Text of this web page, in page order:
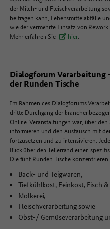
der Milch- und Fleischverarbeitung
beitragen kann, Lebensmittelabfälle
wie der vermehrte Einsatz von
Mehr erfahren Sie
hier.
Dialogforum Verarbeitung
der Runden Tische
Im Rahmen des Dialogforums
dritte Durchgang der
Online-Veranstaltungen war, über
informieren und den Austausch mit
fortzusetzen und zu intensivieren.
Blick über den Tellerrand einen
Die fünf Runden Tische konzentrieren
Back- und Teigwaren,
Tiefkühlkost, Feinkost, Fisch
Molkerei,
Fleischverarbeitung sowie
Obst-/ Gemüseverarbeitung